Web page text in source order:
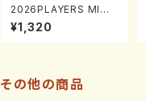
2026PLAYERS MINI
PHOTO BOOK「プレ
イヤーズミニフォトブッ
¥1,320
その他の商品